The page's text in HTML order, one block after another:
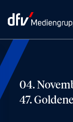
04.
47.